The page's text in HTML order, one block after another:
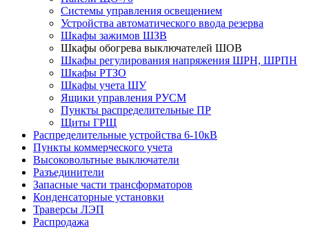
Системы управления освещением
Устройства автоматического ввода резерва
Шкафы зажимов ШЗВ
Шкафы обогрева выключателей ШОВ
Шкафы регулирования напряжения ШРН, ШРПН
Шкафы РТЗО
Шкафы учета ШУ
Ящики управления РУСМ
Пункты распределительные ПР
Щиты ГРЩ
Распределительные устройства 6-10кВ
Пункты коммерческого учета
Высоковольтные выключатели
Разъединители
Запасные части трансформаторов
Конденсаторные установки
Траверсы ЛЭП
Распродажа